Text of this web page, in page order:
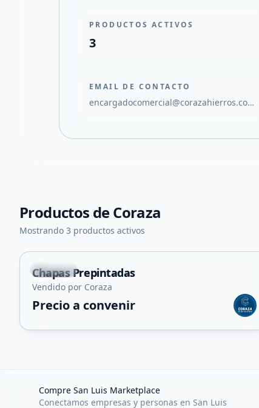
PRODUCTOS ACTIVOS
3
EMAIL DE CONTACTO
encargadocomercial@corazahierros.com.ar
Productos deCoraza
Mostrando 3 productos activos
Capital
Chapas Prepintadas
Vendido por Coraza
Precio a convenir
Compre San Luis Marketplace
Conectamos empresas y personas en San Luis